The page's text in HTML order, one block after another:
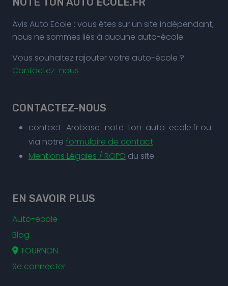
Avis Auto Ecole : vous êtes sur un site indépendant,
nous ne sommes liés à aucune auto-école.
Vous souhaitez rajouter votre auto-école ?
Contactez-nous
CONTACTEZ-NOUS
contact_Arobase_note-ton-auto-ecole.fr ou
via notre formulaire de contact
Mentions Légales / RGPD du site
EN SAVOIR PLUS
Auto-ecole
Blog
TOURNON
Se connecter